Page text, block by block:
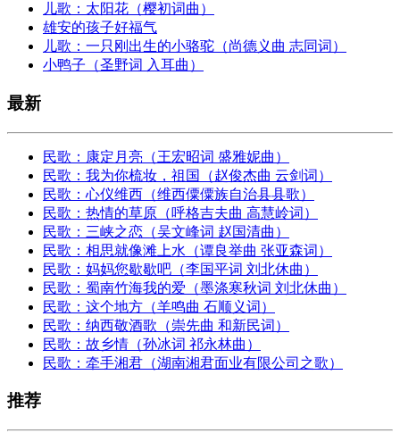
儿歌：太阳花（樱初词曲）
雄安的孩子好福气
儿歌：一只刚出生的小骆驼（尚德义曲 志同词）
小鸭子（圣野词 入耳曲）
最新
民歌：康定月亮（王宏昭词 盛雅妮曲）
民歌：我为你梳妆，祖国（赵俊杰曲 云剑词）
民歌：心仪维西（维西僳僳族自治县县歌）
民歌：热情的草原（呼格吉夫曲 高慧岭词）
民歌：三峡之恋（吴文峰词 赵国清曲）
民歌：相思就像滩上水（谭良举曲 张亚森词）
民歌：妈妈您歇歇吧（李国平词 刘北休曲）
民歌：蜀南竹海我的爱（墨涤寒秋词 刘北休曲）
民歌：这个地方（羊鸣曲 石顺义词）
民歌：纳西敬酒歌（崇先曲 和新民词）
民歌：故乡情（孙冰词 祁永林曲）
民歌：牵手湘君（湖南湘君面业有限公司之歌）
推荐